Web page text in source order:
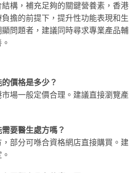
構，補充足夠的關鍵營養素，香港
擔的前提下，提升性功能表現和生
問題者，建議同時尋求專業產品輔
價格是多少？
場一般定價合理。建議直接瀏覽產
要醫生處方嗎？
部分可喺合資格網店直接購買。建